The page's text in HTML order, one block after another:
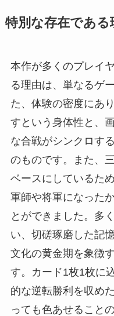
特別な存在である
本作が多くのプレイ
る理由は、単なるゲ
た、体験の密度にあ
すという身体性と、
な合戦がシンクロす
のものです。また、
ベースにしているた
軍師や将軍になった
とができました。多
い、切磋琢磨した記
文化の黄金期を象徴
す。カード1枚1枚に
的な逆転勝利を収め
っても色あせること